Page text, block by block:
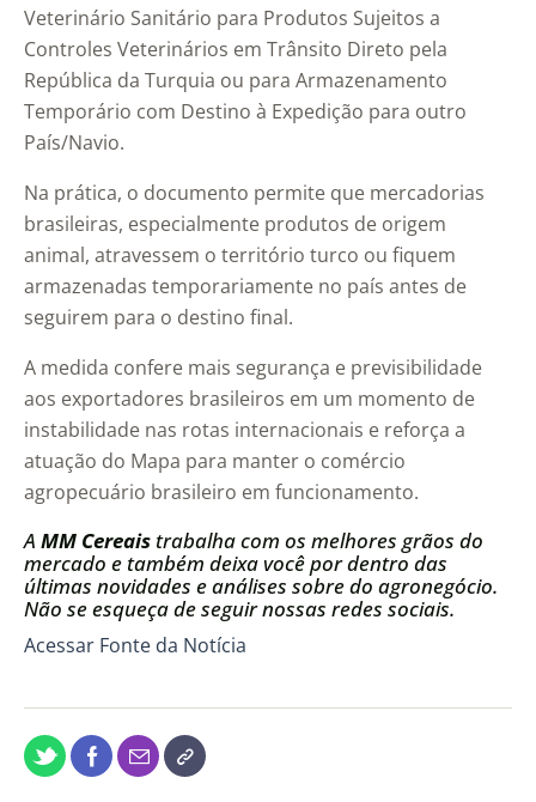
Veterinário Sanitário para Produtos Sujeitos a
Controles Veterinários em Trânsito Direto pela
República da Turquia ou para Armazenamento
Temporário com Destino à Expedição para outro
País/Navio.
Na prática, o documento permite que mercadorias
brasileiras, especialmente produtos de origem
animal, atravessem o território turco ou fiquem
armazenadas temporariamente no país antes de
seguirem para o destino final.
A medida confere mais segurança e previsibilidade
aos exportadores brasileiros em um momento de
instabilidade nas rotas internacionais e reforça a
atuação do Mapa para manter o comércio
agropecuário brasileiro em funcionamento.
A MM Cereais trabalha com os melhores grãos do
mercado e também deixa você por dentro das
últimas novidades e análises sobre do agronegócio.
Não se esqueça de seguir nossas redes sociais.
Acessar Fonte da Notícia